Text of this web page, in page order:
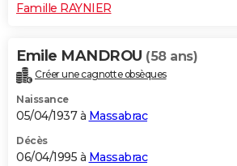
Famille RAYNIER
Emile MANDROU (58 ans)
Créer une cagnotte obsèques
Naissance
05/04/1937 à Massabrac
Décès
06/04/1995 à Massabrac